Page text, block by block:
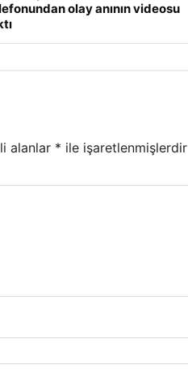
olay anının videosu
alanlar * ile işaretlenmişlerdir